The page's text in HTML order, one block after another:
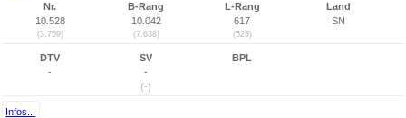
Nr.
10.528
(3.759)
B-Rang
10.042
(7.638)
L-Rang
617
(525)
Land
SN
DTV
-
SV
-
(-)
BPL
Infos...